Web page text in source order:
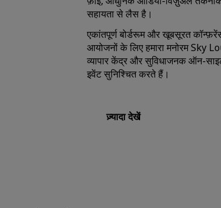
सहायता से लैस है।
एकांतपूर्ण बोर्डरूम और खूबसूरत
आयोजनों के लिए हमारा मनोरम Sky
व्यापार केंद्र और सुविधाजनक ऑन-
इवेंट सुनिश्चित करते हैं।
ज़्यादा देखें